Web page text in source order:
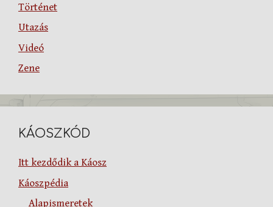
Történet
Utazás
Videó
Zene
KÁOSZKÓD
Itt kezdődik a Káosz
Káoszpédia
Alapismeretek